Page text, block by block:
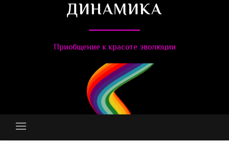
ДИНАМИКА
Приобщение к красоте эволюции